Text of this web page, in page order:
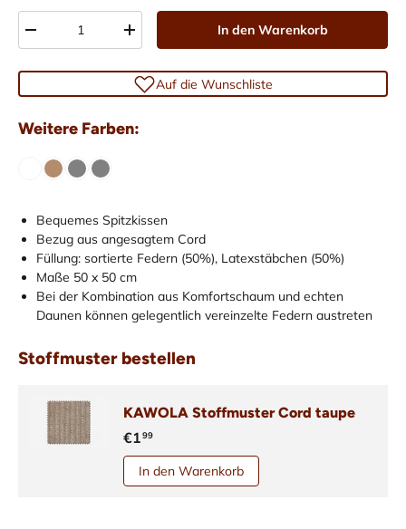
-
+ In den Warenkorb
Auf die Wunschliste
Weitere Farben:
Bequemes Spitzkissen
Bezug aus angesagtem Cord
Füllung: sortierte Federn (50%), Latexstäbchen (50%)
Maße 50 x 50 cm
Bei der Kombination aus Komfortschaum und echten
Daunen können gelegentlich vereinzelte Federn austreten
Stoffmuster bestellen
KAWOLA Stoffmuster Cord taupe
€199
In den Warenkorb